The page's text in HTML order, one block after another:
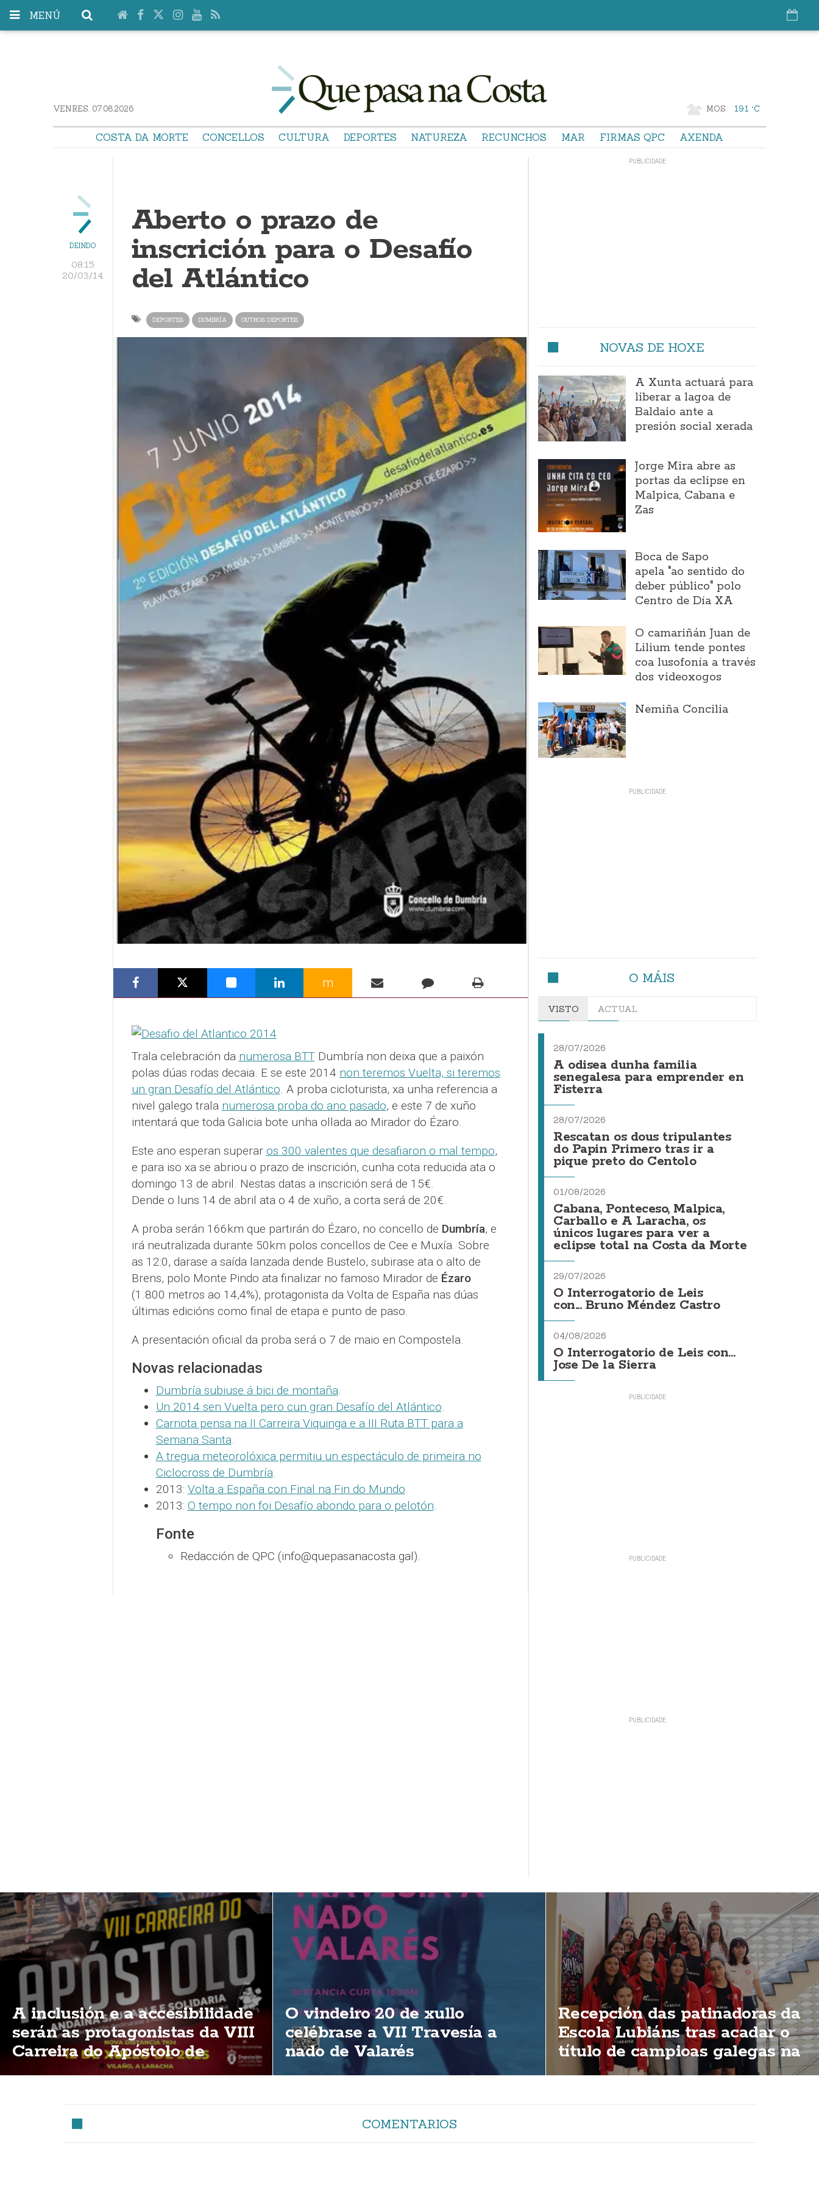
MENÚ
VENRES. 07.08.2026 MOS 19.1 °C
COSTA DA MORTE CONCELLOS CULTURA DEPORTES NATUREZA RECUNCHOS MAR FIRMAS QPC AXENDA
DEINDO
08:15
20/03/14
Aberto o prazo de
inscrición para o Desafío
del Atlántico
DEPORTES DUMBRÍA OUTROS DEPORTES
m
Trala celebración da numerosa BTTDumbría non deixa que a paixón
polas dúas rodas decaia. E se este 2014 non teremos Vuelta, si teremos
un gran Desafío del Atlántico. A proba cicloturista, xa unha referencia a
nivel galego trala numerosa proba do ano pasado, e este 7 de xuño
intentará que toda Galicia bote unha ollada ao Mirador do Ézaro.
Este ano esperan superar os 300 valentes que desafiaron o mal tempo,
e para iso xa se abriou o prazo de inscrición, cunha cota reducida ata o
domingo 13 de abril. Nestas datas a inscrición será de 15€.
Dende o luns 14 de abril ata o 4 de xuño, a corta será de 20€.
A proba serán 166km que partirán do Ézaro, no concello de Dumbría, e
irá neutralizada durante 50km polos concellos de Cee e Muxía. Sobre
as 12:0, darase a saída lanzada dende Bustelo, subirase ata o alto de
Brens, polo Monte Pindo ata finalizar no famoso Mirador de Ézaro
(1.800 metros ao 14,4%), protagonista da Volta de España nas dúas
últimas edicións como final de etapa e punto de paso.
A presentación oficial da proba será o 7 de maio en Compostela.
Novas relacionadas
Dumbría subiuse á bici de montaña.
Un 2014 sen Vuelta pero cun gran Desafío del Atlántico.
Carnota pensa na II Carreira Viquinga e a III Ruta BTT para a
Semana Santa.
A tregua meteorolóxica permitiu un espectáculo de primeira no
Ciclocross de Dumbría.
2013: Volta a España con Final na Fin do Mundo.
2013: O tempo non foi Desafío abondo para o pelotón.
Fonte
Redacción de QPC (info@quepasanacosta.gal).
NOVAS DE HOXE
A Xunta actuará para
liberar a lagoa de
Baldaio ante a
presión social xerada
Jorge Mira abre as
portas da eclipse en
Malpica, Cabana e
Zas
Boca de Sapo
apela "ao sentido do
deber público" polo
Centro de Día XA
O camariñán Juan de
Lilium tende pontes
coa lusofonía a través
dos videoxogos
Nemiña Concilia
O MÁIS
VISTO ACTUAL
28/07/2026
A odisea dunha familia
senegalesa para emprender en
Fisterra
28/07/2026
Rescatan os dous tripulantes
do Papin Primero tras ir a
pique preto do Centolo
01/08/2026
Cabana, Ponteceso, Malpica,
Carballo e A Laracha, os
únicos lugares para ver a
eclipse total na Costa da Morte
29/07/2026
O Interrogatorio de Leis
con... Bruno Méndez Castro
04/08/2026
O Interrogatorio de Leis con...
Jose De la Sierra
A inclusión e a accesibilidade
serán as protagonistas da VIII
Carreira do Apóstolo de
Vilaño
O vindeiro 20 de xullo
celébrase a VII Travesía a
nado de Valarés
Recepción das patinadoras da
Escola Lubiáns tras acadar o
título de campioas galegas na
modalidas "ShoW"
COMENTARIOS